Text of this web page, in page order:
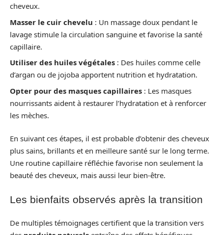
cheveux.
Masser le cuir chevelu : Un massage doux pendant le
lavage stimule la circulation sanguine et favorise la santé
capillaire.
Utiliser des huiles végétales : Des huiles comme celle
d’argan ou de jojoba apportent nutrition et hydratation.
Opter pour des masques capillaires : Les masques
nourrissants aident à restaurer l’hydratation et à renforcer
les mèches.
En suivant ces étapes, il est probable d’obtenir des cheveux
plus sains, brillants et en meilleure santé sur le long terme.
Une routine capillaire réfléchie favorise non seulement la
beauté des cheveux, mais aussi leur bien-être.
Les bienfaits observés après la transition
De multiples témoignages certifient que la transition vers